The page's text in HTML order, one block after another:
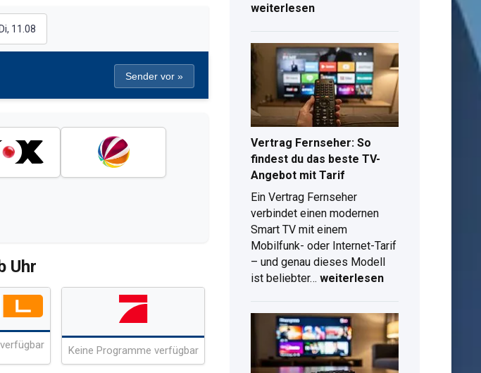
11.08
Sender vor »
Uhr
Keine Programme verfügbar
Keine Programme verfügbar Keine Programme
Serien,
Filme
und
Mediathek
im
Überblick
weiterlesen
Vertrag Fernseher: So
findest du das beste TV-
Angebot mit Tarif
Ein Vertrag Fernseher
verbindet einen modernen
Smart TV mit einem
Mobilfunk- oder Internet-Tarif
– und genau dieses Modell
ist beliebter… Vertrag
findest
du
das
weiterlesen